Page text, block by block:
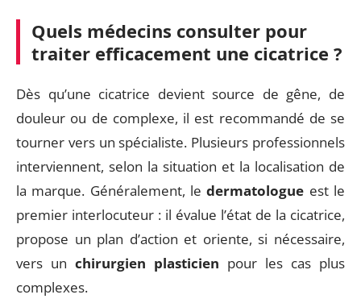
Quels médecins consulter pour
traiter efficacement une cicatrice ?
Dès qu’une cicatrice devient source de gêne, de
douleur ou de complexe, il est recommandé de se
tourner vers un spécialiste. Plusieurs professionnels
interviennent, selon la situation et la localisation de
la marque. Généralement, ledermatologue est le
premier interlocuteur : il évalue l’état de la cicatrice,
propose un plan d’action et oriente, si nécessaire,
vers un chirurgien plasticien pour les cas plus
complexes.